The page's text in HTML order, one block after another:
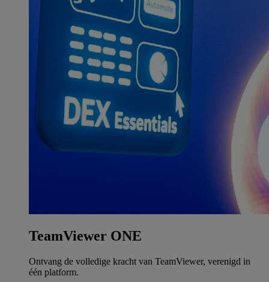
TeamViewer ONE
Ontvang de volledige kracht van TeamViewer, verenigd in
één platform.